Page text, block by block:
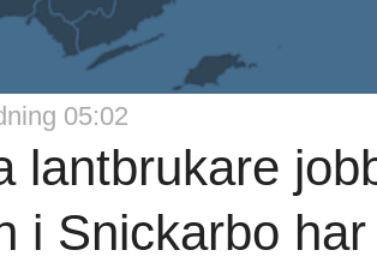
05:02
lantbrukare
i Snickarbo